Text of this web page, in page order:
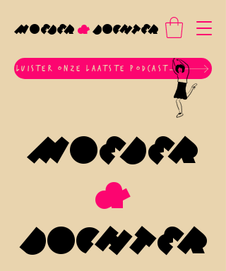
MOEDER & DOCHTER
luister onze laatste podcast hier
MOEDER
&
DOCHTER